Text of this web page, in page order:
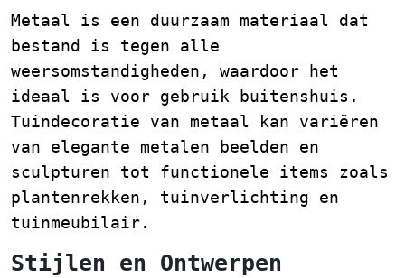
Metaal is een duurzaam materiaal dat
bestand is tegen alle
weersomstandigheden, waardoor het
ideaal is voor gebruik buitenshuis.
Tuindecoratie van metaal kan variëren
van elegante metalen beelden en
sculpturen tot functionele items zoals
plantenrekken, tuinverlichting en
tuinmeubilair.
Stijlen en Ontwerpen